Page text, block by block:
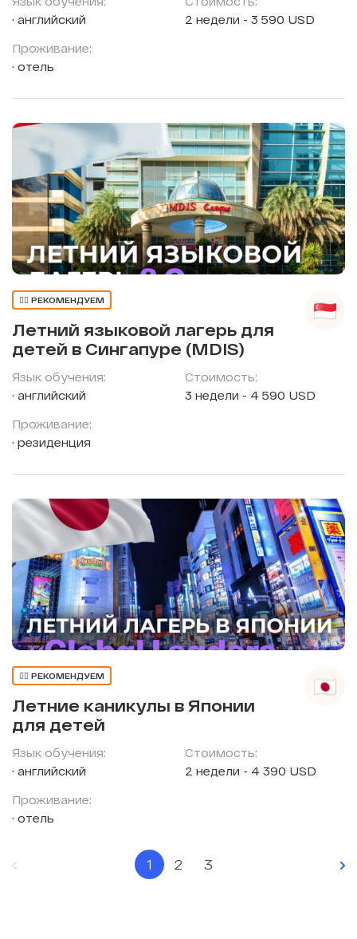
английский
Проживание:
отель
2 недели - 3 590 USD
👍🏼 РЕКОМЕНДУЕМ
Летний языковой лагерь для
детей в Сингапуре (MDIS)
Язык обучения:
английский
Проживание:
резиденция
Стоимость:
3 недели - 4 590 USD
👍🏼 РЕКОМЕНДУЕМ
Летние каникулы в Японии
для детей
Язык обучения:
английский
Проживание:
отель
Стоимость:
2 недели - 4 390 USD
1 2 3